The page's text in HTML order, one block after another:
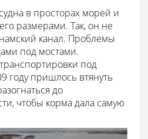
в просторах морей и
размерами. Так, он не
канал. Проблемы
под мостами.
под
году пришлось втянуть
до
чтобы корма дала самую